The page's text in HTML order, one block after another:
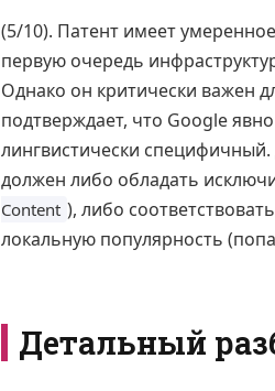
(5/10). Патент имеет
первую очередь
Однако он критически важен
подтверждает, что Google
лингвистически
должен либо обладать
Content ), либо
локальную популярность
Детальный